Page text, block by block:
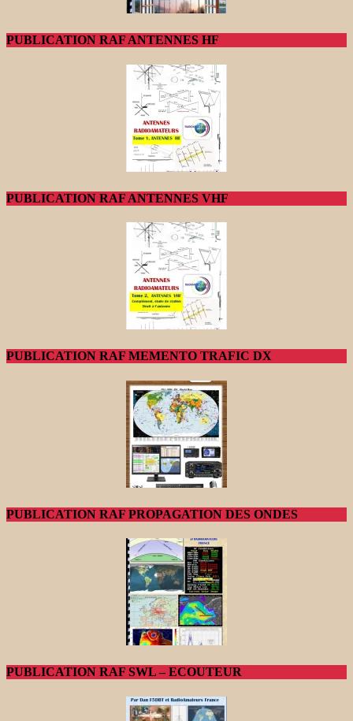
PUBLICATION RAF ANTENNES HF
PUBLICATION RAF ANTENNES VHF
PUBLICATION RAF MEMENTO TRAFIC DX
PUBLICATION RAF PROPAGATION DES ONDES
PUBLICATION RAF SWL – ECOUTEUR